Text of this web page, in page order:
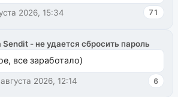
2026, 15:34 71
- не удается сбросить пароль
все заработало)
2026, 12:14 6